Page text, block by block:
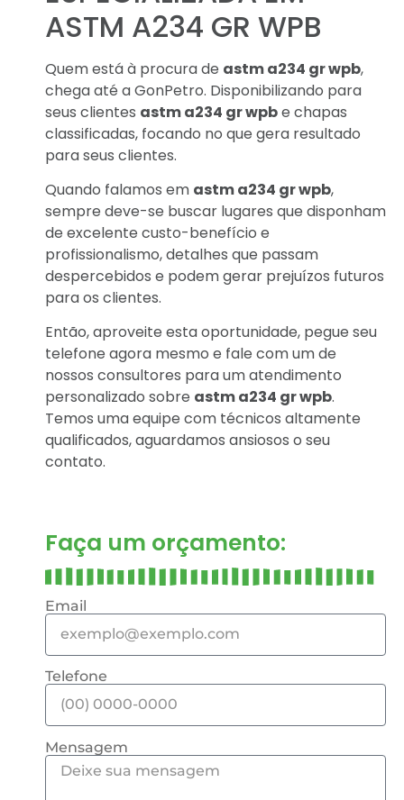
ASTM A234 GR WPB
Quem está à procura de astm a234 gr wpb,
chega até a GonPetro. Disponibilizando para
seus clientes astm a234 gr wpbe chapas
classificadas, focando no que gera resultado
para seus clientes.
Quando falamos em astm a234 gr wpb,
sempre deve-se buscar lugares que disponham
de excelente custo-benefício e
profissionalismo, detalhes que passam
despercebidos e podem gerar prejuízos futuros
para os clientes.
Então, aproveite esta oportunidade, pegue seu
telefone agora mesmo e fale com um de
nossos consultores para um atendimento
personalizado sobre astm a234 gr wpb.
Temos uma equipe com técnicos altamente
qualificados, aguardamos ansiosos o seu
contato.
Faça um orçamento:
Email
Telefone
Mensagem